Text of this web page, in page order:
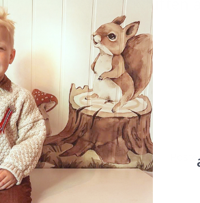
Einhorn im
Wald
Special
Price
11,00 €